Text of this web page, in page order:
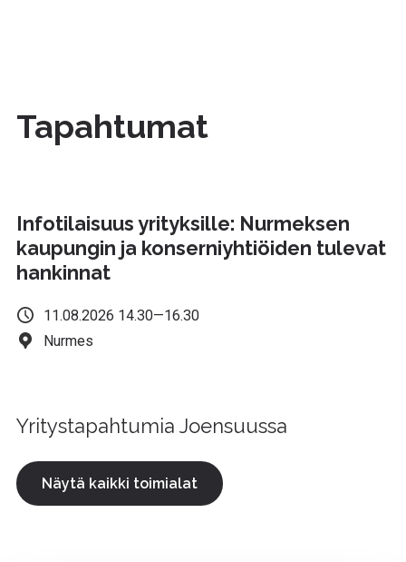
Tapahtumat
Infotilaisuus yrityksille: Nurmeksen
kaupungin ja konserniyhtiöiden tulevat
hankinnat
11.08.2026 14.30—16.30
Nurmes
Yritystapahtumia Joensuussa
Näytä kaikki toimialat